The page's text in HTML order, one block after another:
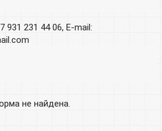
231 44 06, E-mail:
не найдена.